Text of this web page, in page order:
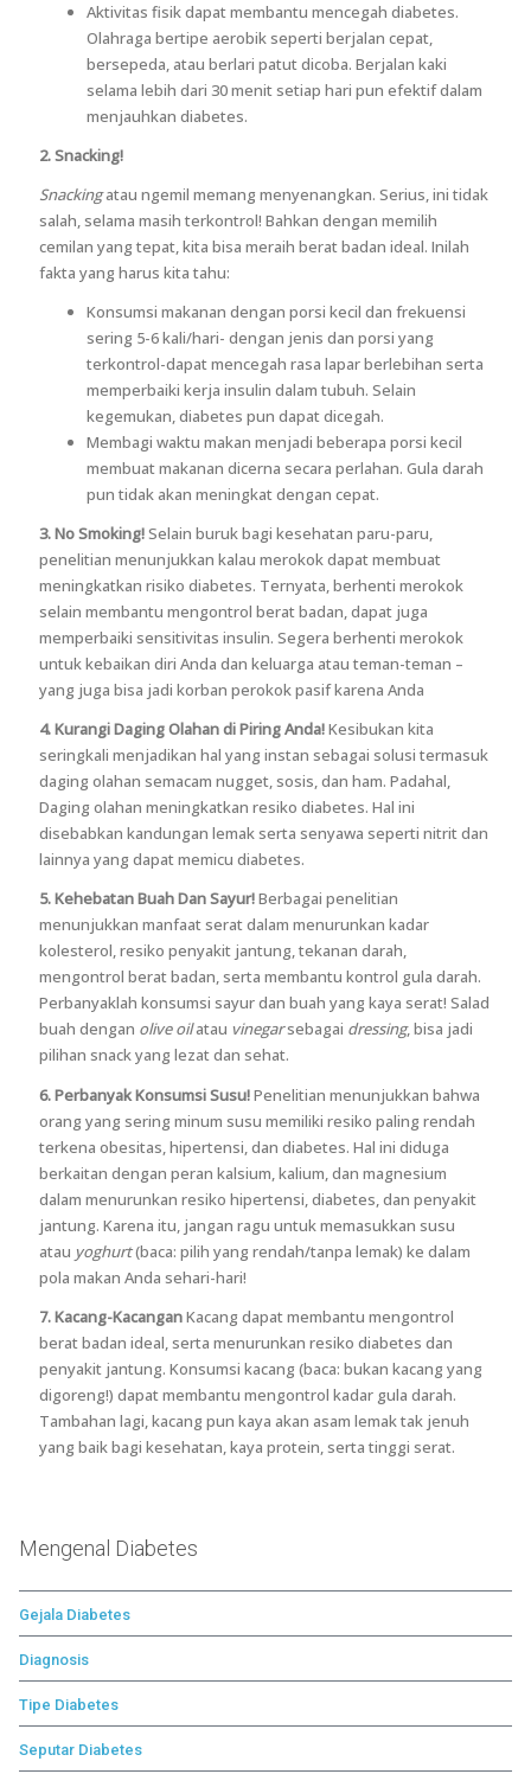
Aktivitas fisik dapat membantu mencegah diabetes.
Olahraga bertipe aerobik seperti berjalan cepat,
bersepeda, atau berlari patut dicoba. Berjalan kaki
selama lebih dari 30 menit setiap hari pun efektif dalam
menjauhkan diabetes.
2. Snacking!
Snackingatau ngemil memang menyenangkan. Serius, ini tidak
salah, selama masih terkontrol! Bahkan dengan memilih
cemilan yang tepat, kita bisa meraih berat badan ideal. Inilah
fakta yang harus kita tahu:
Konsumsi makanan dengan porsi kecil dan frekuensi
sering 5-6 kali/hari- dengan jenis dan porsi yang
terkontrol-dapat mencegah rasa lapar berlebihan serta
memperbaiki kerja insulin dalam tubuh. Selain
kegemukan, diabetes pun dapat dicegah.
Membagi waktu makan menjadi beberapa porsi kecil
membuat makanan dicerna secara perlahan. Gula darah
pun tidak akan meningkat dengan cepat.
3. No Smoking!Selain buruk bagi kesehatan paru-paru,
penelitian menunjukkan kalau merokok dapat membuat
meningkatkan risiko diabetes. Ternyata, berhenti merokok
selain membantu mengontrol berat badan, dapat juga
memperbaiki sensitivitas insulin. Segera berhenti merokok
untuk kebaikan diri Anda dan keluarga atau teman-teman –
yang juga bisa jadi korban perokok pasif karena Anda
4. Kurangi Daging Olahan di Piring Anda!Kesibukan kita
seringkali menjadikan hal yang instan sebagai solusi termasuk
daging olahan semacam nugget, sosis, dan ham. Padahal,
Daging olahan meningkatkan resiko diabetes. Hal ini
disebabkan kandungan lemak serta senyawa seperti nitrit dan
lainnya yang dapat memicu diabetes.
5. Kehebatan Buah Dan Sayur!Berbagai penelitian
menunjukkan manfaat serat dalam menurunkan kadar
kolesterol, resiko penyakit jantung, tekanan darah,
mengontrol berat badan, serta membantu kontrol gula darah.
Perbanyaklah konsumsi sayur dan buah yang kaya serat! Salad
buah dengan olive oilatau vinegarsebagai dressing, bisa jadi
pilihan snack yang lezat dan sehat.
6. Perbanyak Konsumsi Susu!Penelitian menunjukkan bahwa
orang yang sering minum susu memiliki resiko paling rendah
terkena obesitas, hipertensi, dan diabetes. Hal ini diduga
berkaitan dengan peran kalsium, kalium, dan magnesium
dalam menurunkan resiko hipertensi, diabetes, dan penyakit
jantung. Karena itu, jangan ragu untuk memasukkan susu
atau yoghurt(baca: pilih yang rendah/tanpa lemak) ke dalam
pola makan Anda sehari-hari!
7. Kacang-KacanganKacang dapat membantu mengontrol
berat badan ideal, serta menurunkan resiko diabetes dan
penyakit jantung. Konsumsi kacang (baca: bukan kacang yang
digoreng!) dapat membantu mengontrol kadar gula darah.
Tambahan lagi, kacang pun kaya akan asam lemak tak jenuh
yang baik bagi kesehatan, kaya protein, serta tinggi serat.
Mengenal Diabetes
Gejala Diabetes
Diagnosis
Tipe Diabetes
Seputar Diabetes